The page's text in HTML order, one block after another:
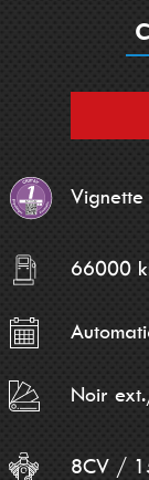
66000
Noir
8CV /